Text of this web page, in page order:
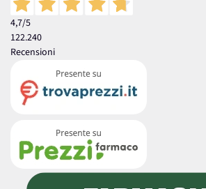
4,7/5
122.240
Recensioni